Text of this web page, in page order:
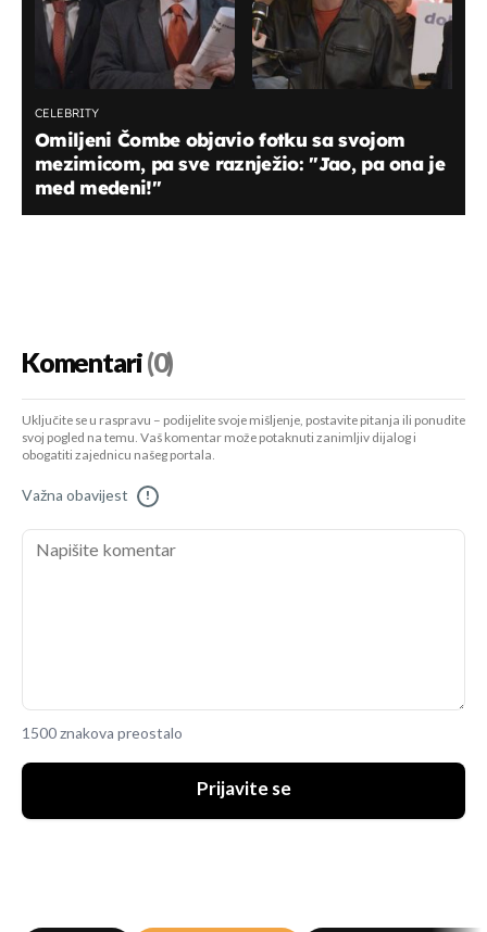
CELEBRITY
Omiljeni Čombe objavio fotku sa svojom
mezimicom, pa sve raznježio: "Jao, pa ona je
med medeni!"
Komentari(0)
Uključite se u raspravu – podijelite svoje mišljenje, postavite pitanja ili ponudite
svoj pogled na temu. Vaš komentar može potaknuti zanimljiv dijalog i
obogatiti zajednicu našeg portala.
Važna obavijest !
1500 znakova preostalo
Prijavite se